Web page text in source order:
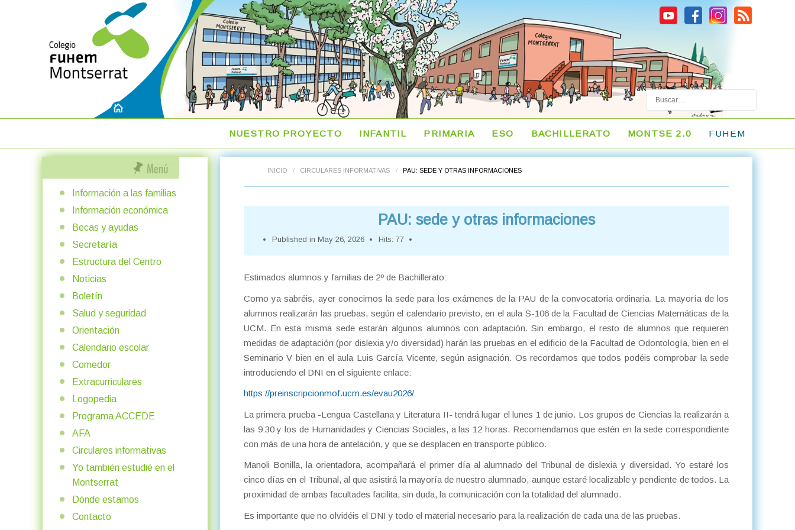
Buscar
NUESTRO PROYECTO INFANTIL PRIMARIA ESO BACHILLERATO MONTSE 2.0 FUHEM
INICIO / CIRCULARES INFORMATIVAS / PAU: SEDE Y OTRAS INFORMACIONES
PAU: sede y otras informaciones
Published in May 26, 2026 Hits: 77
Estimados alumnos y familias de 2º de Bachillerato:
Como ya sabréis, ayer conocimos la sede para los exámenes de la PAU de la convocatoria ordinaria. La mayoría de los
alumnos realizarán las pruebas, según el calendario previsto, en el aula S-106 de la Facultad de Ciencias Matemáticas de la
UCM. En esta misma sede estarán algunos alumnos con adaptación. Sin embargo, el resto de alumnos que requieren
medidas de adaptación (por dislexia y/o diversidad) harán las pruebas en el edificio de la Facultad de Odontología, bien en el
Seminario V bien en el aula Luis García Vicente, según asignación. Os recordamos que todos podéis comprobar la sede
introduciendo el DNI en el siguiente enlace:
https://preinscripcionmof.ucm.es/evau2026/
La primera prueba -Lengua Castellana y Literatura II- tendrá lugar el lunes 1 de junio. Los grupos de Ciencias la realizarán a
las 9:30 y los de Humanidades y Ciencias Sociales, a las 12 horas. Recomendamos que estén en la sede correspondiente
con más de una hora de antelación, y que se desplacen en transporte público.
Manoli Bonilla, la orientadora, acompañará el primer día al alumnado del Tribunal de dislexia y diversidad. Yo estaré los
cinco días en el Tribunal, al que asistirá la mayoría de nuestro alumnado, aunque estaré localizable y pendiente de todos. La
proximidad de ambas facultades facilita, sin duda, la comunicación con la totalidad del alumnado.
Es importante que no olvidéis el DNI y todo el material necesario para la realización de cada una de las pruebas.
Información a las familias
Información económica
Becas y ayudas
Secretaría
Estructura del Centro
Noticias
Boletín
Salud y seguridad
Orientación
Calendario escolar
Comedor
Extracurriculares
Logopedia
Programa ACCEDE
AFA
Circulares informativas
Yo también estudié en el
Montserrat
Dónde estamos
Contacto